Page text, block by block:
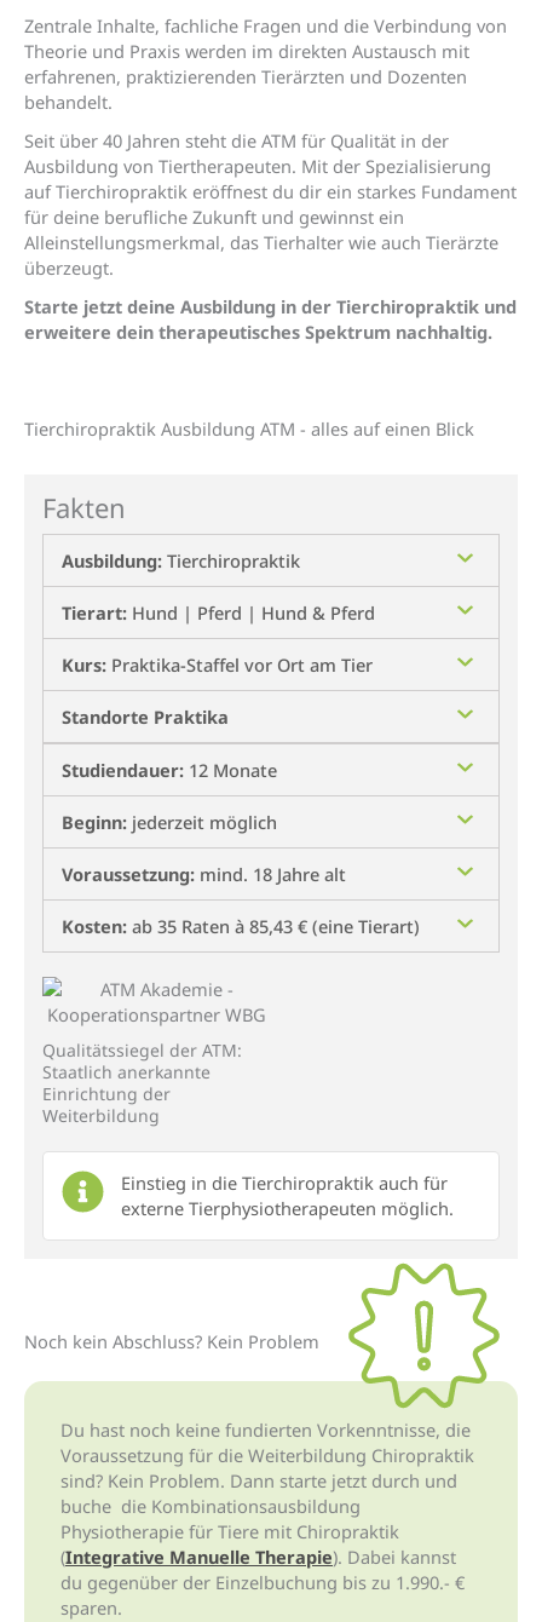
Zentrale Inhalte, fachliche Fragen und die Verbindung von
Theorie und Praxis werden im direkten Austausch mit
erfahrenen, praktizierenden Tierärzten und Dozenten
behandelt.
Seit über 40 Jahren steht die ATM für Qualität in der
Ausbildung von Tiertherapeuten. Mit der Spezialisierung
auf Tierchiropraktik eröffnest du dir ein starkes Fundament
für deine berufliche Zukunft und gewinnst ein
Alleinstellungsmerkmal, das Tierhalter wie auch Tierärzte
überzeugt.
Starte jetzt deine Ausbildung in der Tierchiropraktik und
erweitere dein therapeutisches Spektrum nachhaltig.
Tierchiro­­praktik Ausbildung ATM - alles auf einen Blick
Fakten
Ausbildung: Tierchiropraktik
Tierart: Hund | Pferd | Hund & Pferd
Kurs: Praktika-Staffel vor Ort am Tier
Standorte Praktika
Studiendauer: 12 Monate
Beginn: jederzeit möglich
Voraussetzung: mind. 18 Jahre alt
Kosten: ab 35 Raten à 85,43 € (eine Tierart)
Qualitätssiegel der ATM:
Staatlich anerkannte
Einrichtung der
Weiterbildung
Einstieg in die Tierchiropraktik auch für
externe Tierphysiotherapeuten möglich.
Noch kein Abschluss? Kein Problem
Du hast noch keine fundierten Vorkenntnisse, die
Voraussetzung für die Weiterbildung Chiropraktik
sind? Kein Problem. Dann starte jetzt durch und
buche die Kombinationsausbildung
Physiotherapie für Tiere mit Chiropraktik
(Integrative Manuelle Therapie). Dabei kannst
du gegenüber der Einzelbuchung bis zu 1.990.- €
sparen.